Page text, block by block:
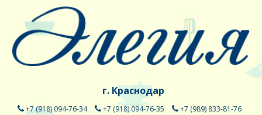
г. Краснодар
+7 (918) 094-76-34 +7 (918) 094-76-35
+7 (989) 833-81-76